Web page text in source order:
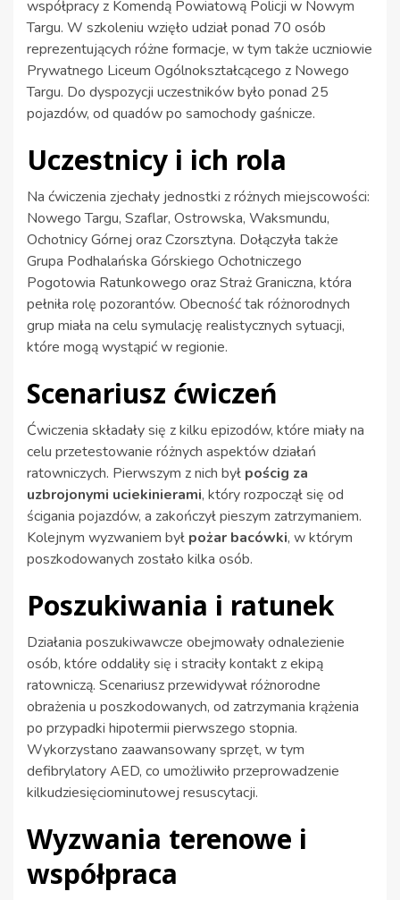
współpracy z Komendą Powiatową Policji w Nowym
Targu. W szkoleniu wzięło udział ponad 70 osób
reprezentujących różne formacje, w tym także uczniowie
Prywatnego Liceum Ogólnokształcącego z Nowego
Targu. Do dyspozycji uczestników było ponad 25
pojazdów, od quadów po samochody gaśnicze.
Uczestnicy i ich rola
Na ćwiczenia zjechały jednostki z różnych miejscowości:
Nowego Targu, Szaflar, Ostrowska, Waksmundu,
Ochotnicy Górnej oraz Czorsztyna. Dołączyła także
Grupa Podhalańska Górskiego Ochotniczego
Pogotowia Ratunkowego oraz Straż Graniczna, która
pełniła rolę pozorantów. Obecność tak różnorodnych
grup miała na celu symulację realistycznych sytuacji,
które mogą wystąpić w regionie.
Scenariusz ćwiczeń
Ćwiczenia składały się z kilku epizodów, które miały na
celu przetestowanie różnych aspektów działań
ratowniczych. Pierwszym z nich był pościg za
uzbrojonymi uciekinierami, który rozpoczął się od
ścigania pojazdów, a zakończył pieszym zatrzymaniem.
Kolejnym wyzwaniem był pożar bacówki, w którym
poszkodowanych zostało kilka osób.
Poszukiwania i ratunek
Działania poszukiwawcze obejmowały odnalezienie
osób, które oddaliły się i straciły kontakt z ekipą
ratowniczą. Scenariusz przewidywał różnorodne
obrażenia u poszkodowanych, od zatrzymania krążenia
po przypadki hipotermii pierwszego stopnia.
Wykorzystano zaawansowany sprzęt, w tym
defibrylatory AED, co umożliwiło przeprowadzenie
kilkudziesięciominutowej resuscytacji.
Wyzwania terenowe i
współpraca